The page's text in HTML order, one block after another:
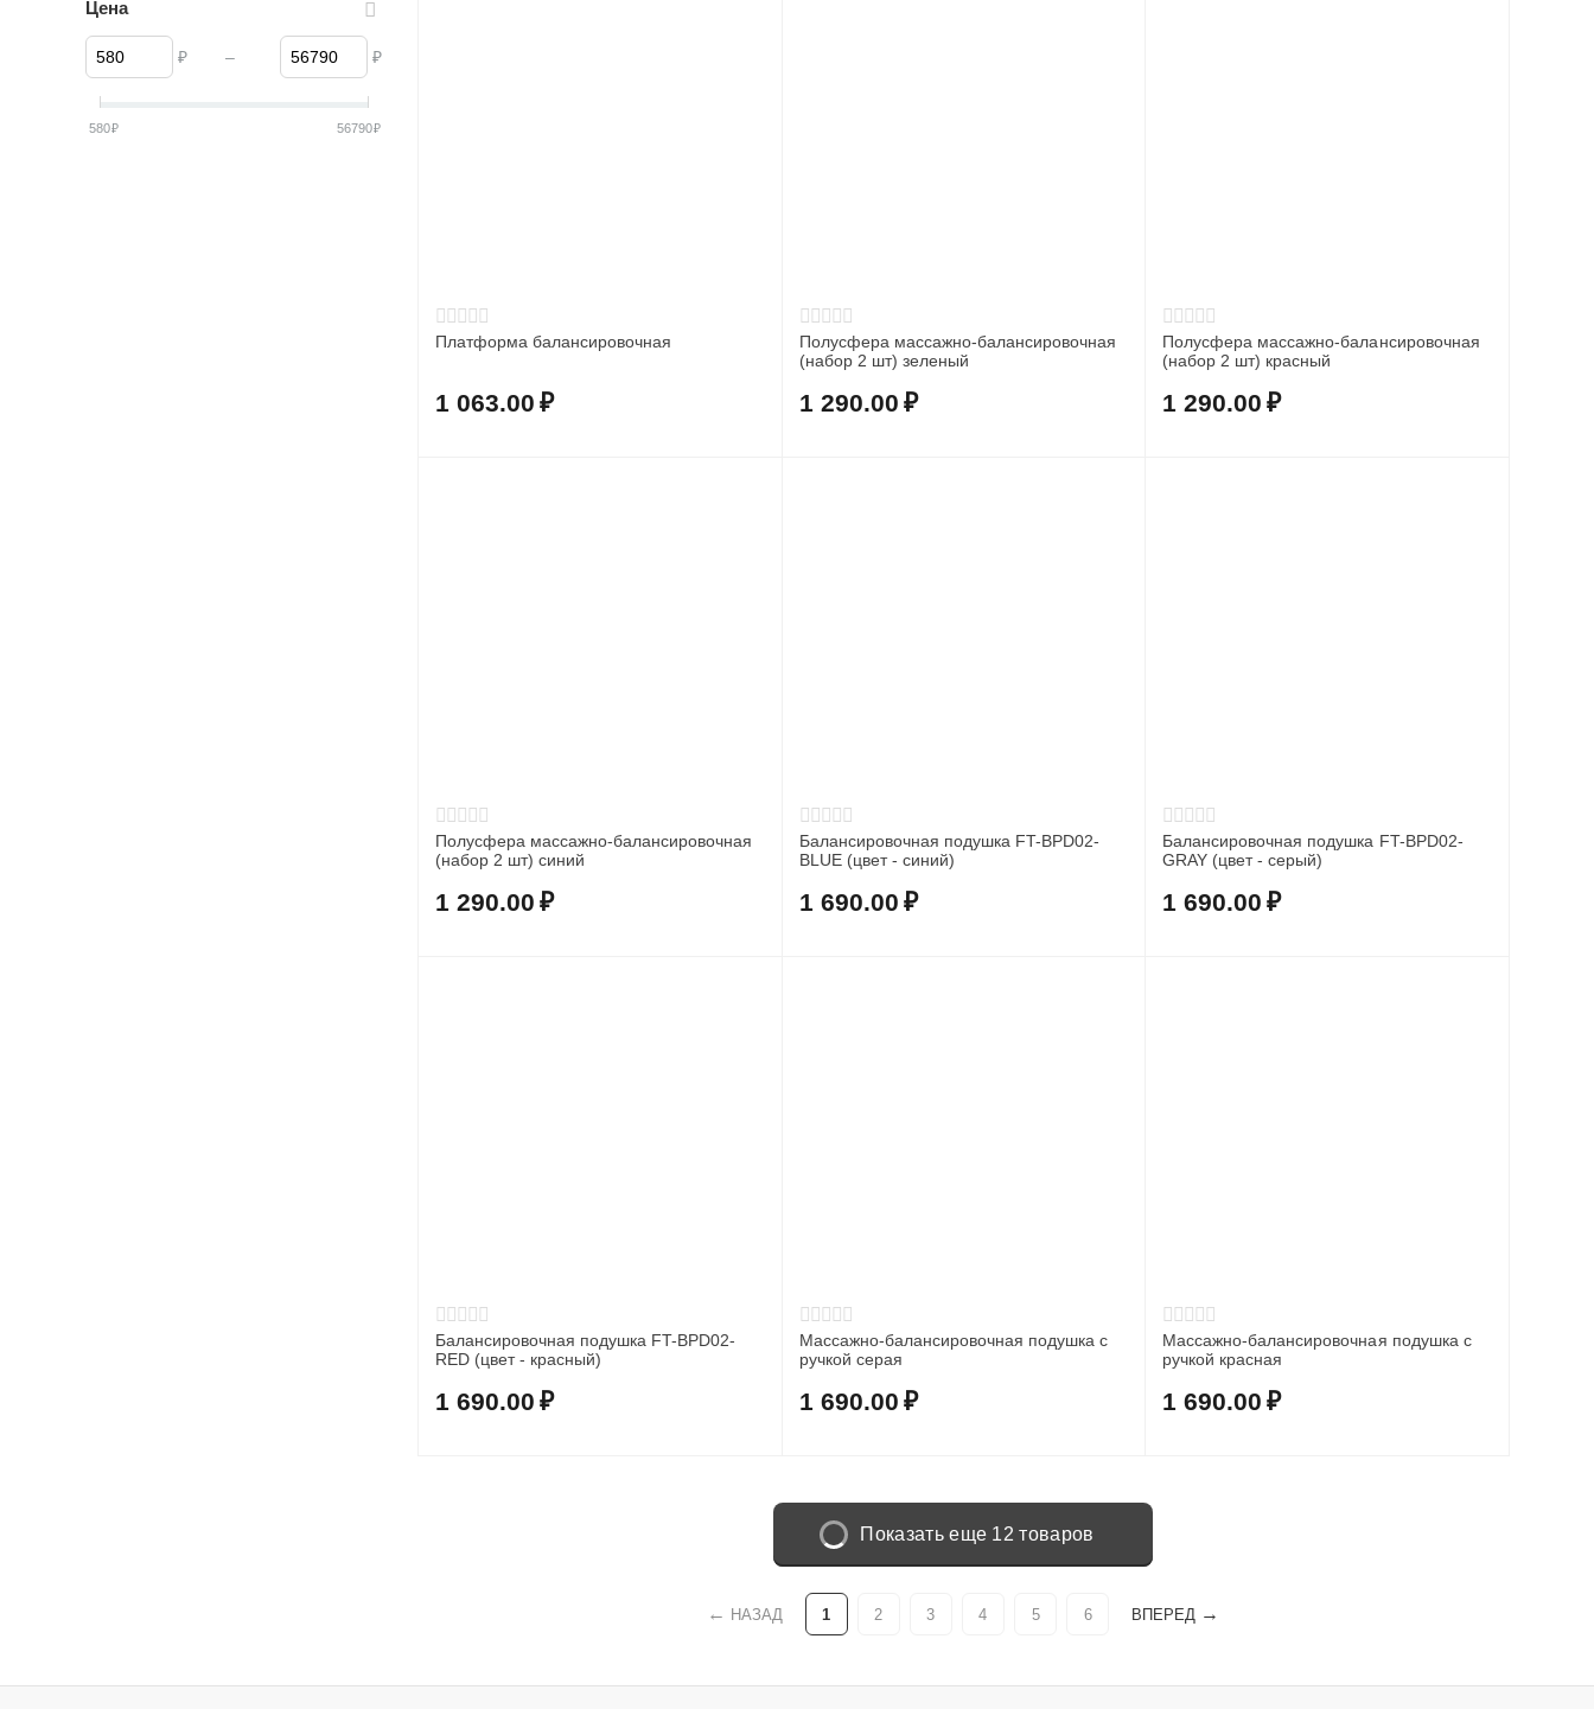
Платформа балансировочная
1 063.00 ₽
Полусфера массажно-балансировочная
(набор 2 шт) зеленый
1 290.00 ₽
Полусфера массажно-балансировочная
(набор 2 шт) красный
1 290.00 ₽
Полусфера массажно-балансировочная
(набор 2 шт) синий
1 290.00 ₽
Балансировочная подушка FT-BPD02-
BLUE (цвет - синий)
1 690.00 ₽
Балансировочная подушка FT-BPD02-
GRAY (цвет - серый)
1 690.00 ₽
Балансировочная подушка FT-BPD02-
RED (цвет - красный)
1 690.00 ₽
Массажно-балансировочная подушка с
ручкой серая
1 690.00 ₽
Массажно-балансировочная подушка с
ручкой красная
1 690.00 ₽
Показать еще 12 товаров
НАЗАД 1 2 3 4 5 6 ВПЕРЕД
Original FitTools
PROFI-FIT
Цена
₽ – ₽
580₽ 56790₽